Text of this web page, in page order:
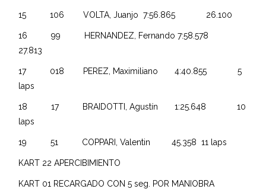
15 106 VOLTA, Juanjo 7:56.865 26.100
16 99 HERNANDEZ, Fernando 7:58.578
27.813
17 018 PEREZ, Maximiliano 4:40.855 5
laps
18 17 BRAIDOTTI, Agustín 1:25.648 10
laps
19 51 COPPARI, Valentin 45.358 11 laps
KART 22 APERCIBIMIENTO
KART 01 RECARGADO CON 5 seg. POR MANIOBRA